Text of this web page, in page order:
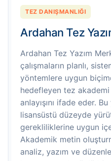
TEZ DANIŞMANLIĞI
Ardahan Tez
Ardahan Tez Yazım
çalışmaların planlı,
yöntemlere uygun
hedefleyen tez
anlayışını ifade eder.
lisansüstü düzeyde
gerekliliklerine uygun
Akademik metin
analiz, yazım ve